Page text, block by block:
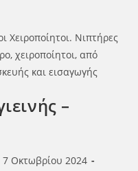
Χειροποίητοι. Νιπτήρες
χειροποίητοι, από
και εισαγωγής
–
7 Οκτωβρίου 2024